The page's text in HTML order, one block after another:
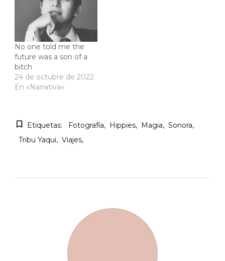
No one told me the
future was a son of a
bitch
24 de octubre de 2022
En «Narrativa»
Etiquetas: Fotografía Hippies Magia
Sonora
Tribu Yaqui
Viajes